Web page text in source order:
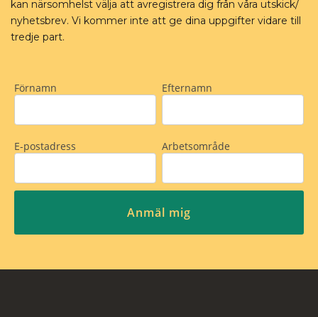
kan närsomhelst välja att avregistrera dig från våra utskick/
nyhetsbrev. Vi kommer inte att ge dina uppgifter vidare till
tredje part.